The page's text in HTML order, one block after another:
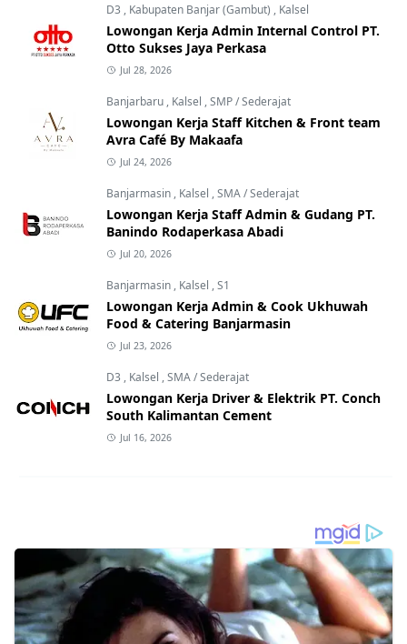
D3 , Kabupaten Banjar (Gambut) , Kalsel
Lowongan Kerja Admin Internal Control PT.
Otto Sukses Jaya Perkasa
Jul 28, 2026
Banjarbaru , Kalsel ,SMP / Sederajat
Lowongan Kerja Staff Kitchen & Front team
Avra Café By Makaafa
Jul 24, 2026
Banjarmasin , Kalsel ,SMA / Sederajat
Lowongan Kerja Staff Admin & Gudang PT.
Banindo Rodaperkasa Abadi
Jul 20, 2026
Banjarmasin , Kalsel ,S1
Lowongan Kerja Admin & Cook Ukhuwah
Food & Catering Banjarmasin
Jul 23, 2026
D3 , Kalsel ,SMA / Sederajat
Lowongan Kerja Driver & Elektrik PT. Conch
South Kalimantan Cement
Jul 16, 2026